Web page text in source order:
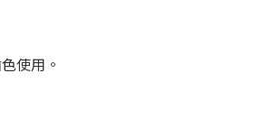
使用。